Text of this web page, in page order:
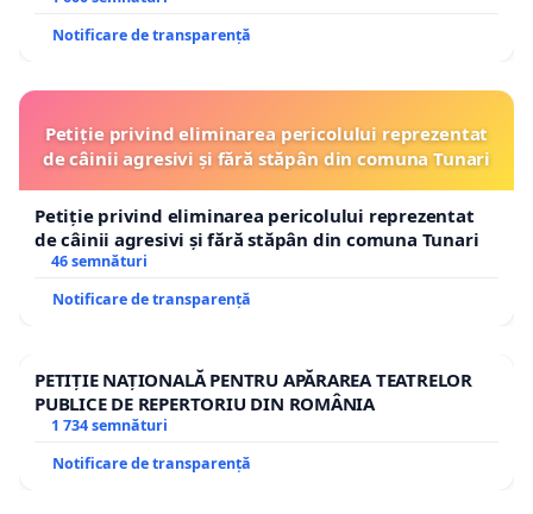
Notificare de transparență
Petiție privind eliminarea pericolului reprezentat
de câinii agresivi și fără stăpân din comuna Tunari
Petiție privind eliminarea pericolului reprezentat
de câinii agresivi și fără stăpân din comuna Tunari
46 semnături
Notificare de transparență
PETIȚIE NAȚIONALĂ PENTRU APĂRAREA TEATRELOR
PUBLICE DE REPERTORIU DIN ROMÂNIA
1 734 semnături
Notificare de transparență